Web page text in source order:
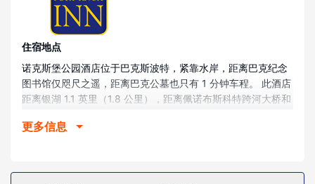
住宿地点
诺克斯堡公园酒店位于巴克斯波特，紧靠水岸，距离巴克纪念
图书馆仅咫尺之遥，距离巴克公墓也只有 1 分钟车程。 此酒店
距离银湖 1.1 英里（1.8 公里），距离佩诺布斯科特跨河大桥和
客房
适。提供免费有线和无线上网，方便您与朋友保持联系；另提
更多信息